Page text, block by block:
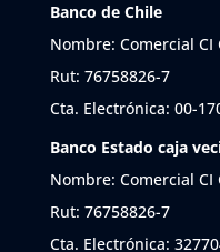
Banco de Chile
Nombre: Comercial CI
Rut: 76758826-7
Cta. Electrónica: 00-
Banco Estado caja
Nombre: Comercial CI
Rut: 76758826-7
Cta. Electrónica: